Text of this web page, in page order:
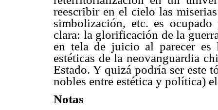
reescribir en el cielo las
simbolización, etc. es
clara: la glorificación de la
en tela de juicio al parecer es
estéticas de la neovanguardia
Estado. Y quizá podría ser este
nobles entre estética y política)
Notas